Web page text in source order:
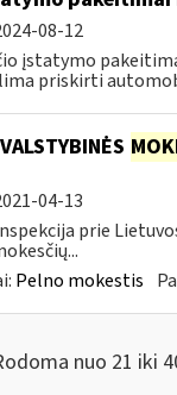
08-12
įstatymo
priskirti
04-13
prie
Pelno mokestis
nuo 21 iki